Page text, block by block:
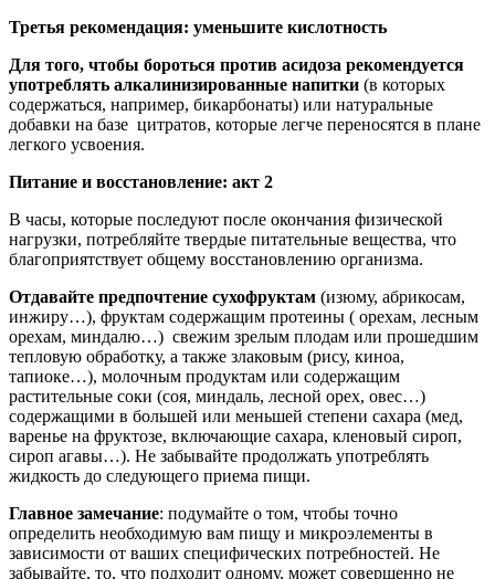
Третья рекомендация: уменьшите кислотность
Для того, чтобы бороться против асидоза рекомендуется
употреблять алкалинизированные напитки (в которых
содержаться, например, бикарбонаты) или натуральные
добавки на базе цитратов, которые легче переносятся в плане
легкого усвоения.
Питание и восстановление: акт 2
В часы, которые последуют после окончания физической
нагрузки, потребляйте твердые питательные вещества, что
благоприятствует общему восстановлению организма.
Отдавайте предпочтение сухофруктам (изюму, абрикосам,
инжиру…), фруктам содержащим протеины ( орехам, лесным
орехам, миндалю…) свежим зрелым плодам или прошедшим
тепловую обработку, а также злаковым (рису, киноа,
тапиоке…), молочным продуктам или содержащим
растительные соки (соя, миндаль, лесной орех, овес…)
содержащими в большей или меньшей степени сахара (мед,
варенье на фруктозе, включающие сахара, кленовый сироп,
сироп агавы…). Не забывайте продолжать употреблять
жидкость до следующего приема пищи.
Главное замечание: подумайте о том, чтобы точно
определить необходимую вам пищу и микроэлементы в
зависимости от ваших специфических потребностей. Не
забывайте, то, что подходит одному, может совершенно не